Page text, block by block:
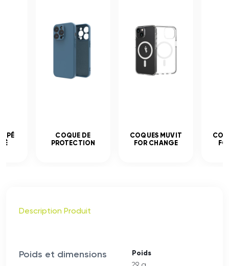
COQUE DE
PROTECTION
COQUES MUVIT
FOR CHANGE
Description Produit
Poids et dimensions Poids